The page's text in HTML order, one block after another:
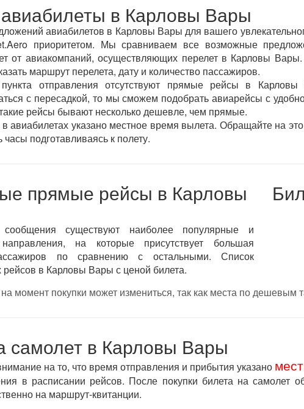
в Карловы Вары
авиабилетов в Карловы Вары для вашего
приоритетом. Мы сравниваем все возможные
от авиакомпаний, осуществляющих перелет в Карловы
маршрут перелета, дату и количество пассажиров.
отправления отсутствуют прямые рейсы в
с пересадкой, то мы сможем подобрать авиарейсы с
рейсы бывают несколько дешевле, чем прямые.
авиабилетах указано местное время вылета. Обращайте на
подготавливаясь к полету.
прямые рейсы в Карловы
существуют наиболее популярные и
на которые присутствует большая
по сравнению с остальными. Список
в Карловы Вары с ценой билета.
момент покупки может измениться, так как места по
самолет в Карловы Вары
на то, что время отправления и прибытия указано
в расписании рейсов. После покупки билета на самолет
на маршрут-квитанции.